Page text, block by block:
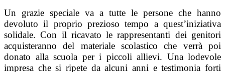
Un grazie speciale va a tutte le persone che hanno
devoluto il proprio prezioso tempo a quest’iniziativa
solidale. Con il ricavato le rappresentanti dei genitori
acquisteranno del materiale scolastico che verrà poi
donato alla scuola per i piccoli allievi. Una lodevole
impresa che si ripete da alcuni anni e testimonia forti